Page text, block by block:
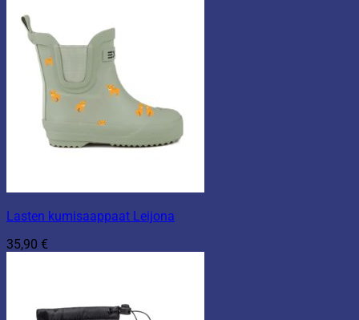
Lasten kumisaappaat Leijona
35,90 €